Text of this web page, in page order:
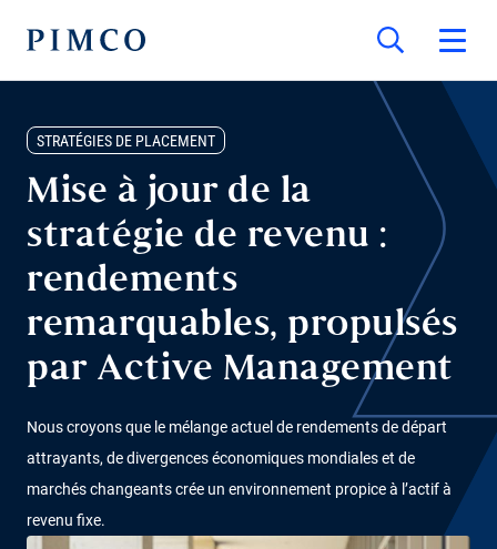
STRATÉGIES DE PLACEMENT
Mise à jour de la
stratégie de revenu :
rendements
remarquables, propulsés
par Active Management
Nous croyons que le mélange actuel de rendements de départ
attrayants, de divergences économiques mondiales et de
marchés changeants crée un environnement propice à l’actif à
revenu fixe.